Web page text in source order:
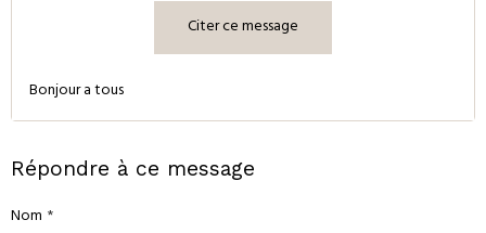
Citer ce message
Bonjour a tous
Répondre à ce message
Nom